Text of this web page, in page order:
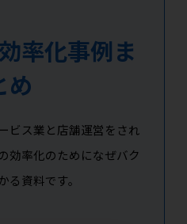
率化事例ま
め
ビス業と店舗運営をされ
効率化のためになぜバク
る資料です。